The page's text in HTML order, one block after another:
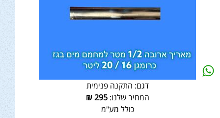
דגם: התקנה פנימית
המחיר שלנו:295
₪
כולל מע"מ